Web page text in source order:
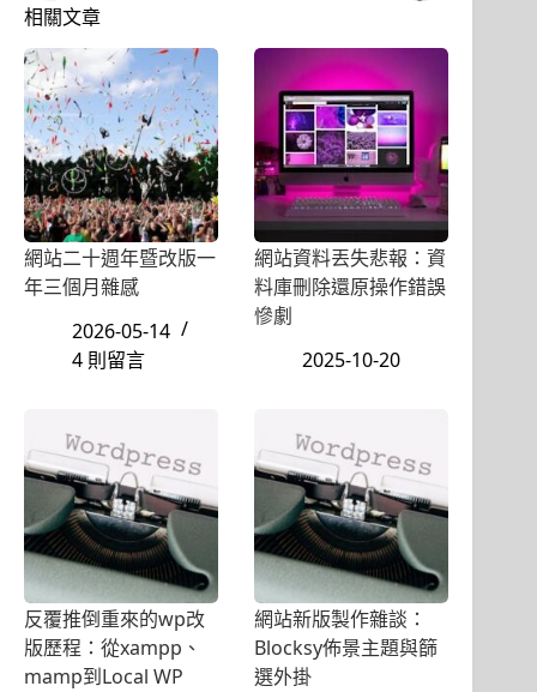
相關文章
網站二十週年暨改版一
年三個月雜感
2026-05-14
4 則留言
網站資料丟失悲報：資
料庫刪除還原操作錯誤
慘劇
2025-10-20
反覆推倒重來的wp改
版歷程：從xampp、
mamp到Local WP
網站新版製作雜談：
Blocksy佈景主題與篩
選外掛